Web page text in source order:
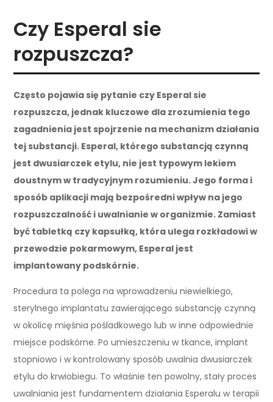
Czy Esperal sie
rozpuszcza?
Często pojawia się pytanie czy Esperal sie
rozpuszcza, jednak kluczowe dla zrozumienia tego
zagadnienia jest spojrzenie na mechanizm działania
tej substancji. Esperal, którego substancją czynną
jest dwusiarczek etylu, nie jest typowym lekiem
doustnym w tradycyjnym rozumieniu. Jego forma i
sposób aplikacji mają bezpośredni wpływ na jego
rozpuszczalność i uwalnianie w organizmie. Zamiast
być tabletką czy kapsułką, która ulega rozkładowi w
przewodzie pokarmowym, Esperal jest
implantowany podskórnie.
Procedura ta polega na wprowadzeniu niewielkiego,
sterylnego implantatu zawierającego substancję czynną
w okolicę mięśnia pośladkowego lub w inne odpowiednie
miejsce podskórne. Po umieszczeniu w tkance, implant
stopniowo i w kontrolowany sposób uwalnia dwusiarczek
etylu do krwiobiegu. To właśnie ten powolny, stały proces
uwalniania jest fundamentem działania Esperalu w terapii